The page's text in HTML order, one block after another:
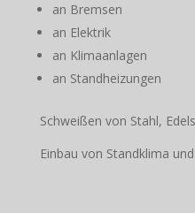
an Bremsen
an Elektrik
an Klimaanlagen
an Standheizungen
Schweißen von Stahl,
Einbau von Standklima